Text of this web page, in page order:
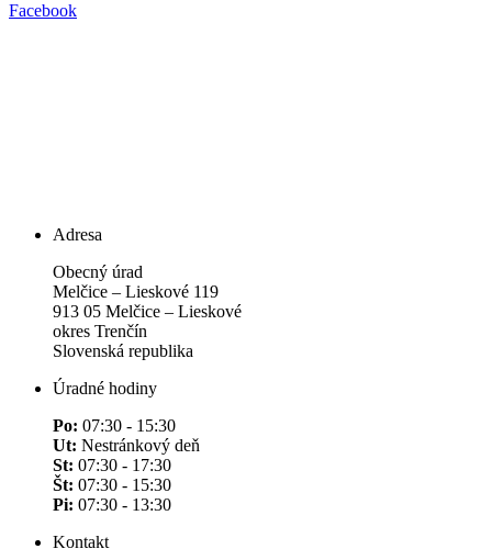
Facebook
Adresa
Obecný úrad
Melčice – Lieskové 119
913 05 Melčice – Lieskové
okres Trenčín
Slovenská republika
Úradné hodiny
Po: 07:30 - 15:30
Ut: Nestránkový deň
St: 07:30 - 17:30
Št: 07:30 - 15:30
Pi: 07:30 - 13:30
Kontakt